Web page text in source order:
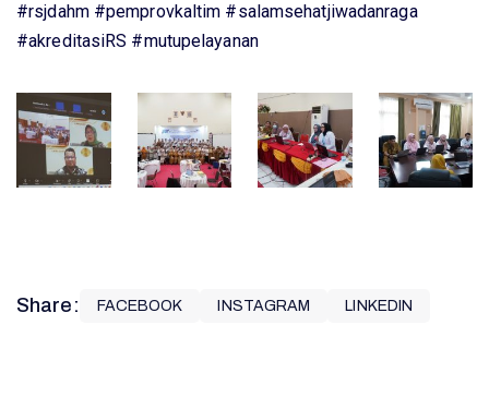
#rsjdahm #pemprovkaltim #salamsehatjiwadanraga
#akreditasiRS #mutupelayanan
Share: FACEBOOK INSTAGRAM LINKEDIN